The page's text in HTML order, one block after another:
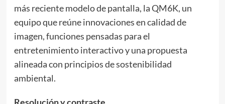
más reciente modelo de pantalla, la QM6K, un
equipo que reúne innovaciones en calidad de
imagen, funciones pensadas para el
entretenimiento interactivo y una propuesta
alineada con principios de sostenibilidad
ambiental.